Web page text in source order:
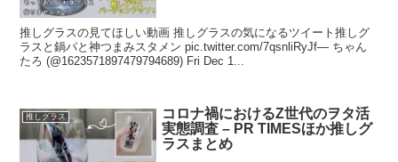
推しグラスの見てほしい動画 推しグラスの気になるツイート推しグ
ラスと鍋パと神つまみスタメン pic.twitter.com/7qsnliRyJf— ちゃん
たろ (@1623571897479794689) Fri Dec 1...
推しグラス
コロナ禍におけるZ世代のヲタ活
実態調査 – PR TIMESほか推しグ
ラスまとめ